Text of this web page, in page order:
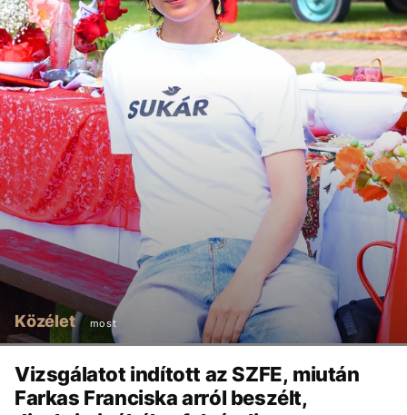
Közélet most
Vizsgálatot indított az SZFE, miután
Farkas Franciska arról beszélt,